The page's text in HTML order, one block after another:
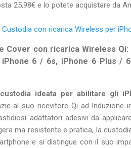
25,98€ e lo potete acquistare da
Custodia con ricarica Wireless per
Cover con ricarica Wireless
iPhone 6 / 6s, iPhone 6 Plus /
custodia ideata per abilitare gli
al suo ricevitore Qi ad Induzione
adattatori adesivi da
ma resistente e pratica, la
e si distingue con il suo